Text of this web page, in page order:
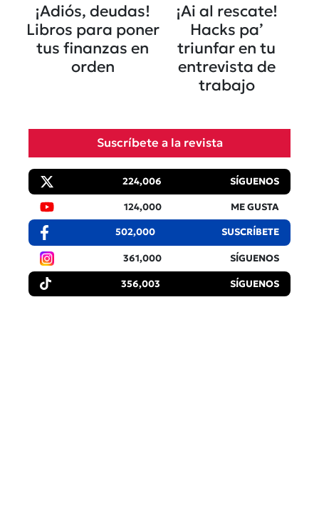
¡Adiós, deudas!
Libros para poner
tus finanzas en
orden
¡Ai al rescate!
Hacks pa’
triunfar en tu
entrevista de
trabajo
Suscríbete a la revista
224,006 SÍGUENOS
124,000 ME GUSTA
502,000 SUSCRÍBETE
361,000 SÍGUENOS
356,003 SÍGUENOS